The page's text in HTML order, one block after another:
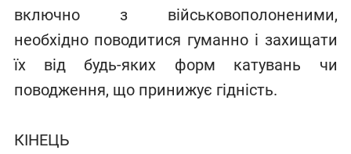
включно з військовополоненими,
необхідно поводитися гуманно і захищати
їх від будь-яких форм катувань чи
поводження, що принижує гідність.
КІНЕЦЬ